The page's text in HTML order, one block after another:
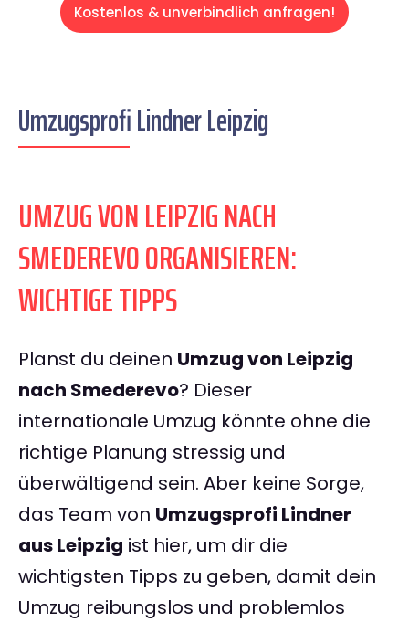
Kostenlos & unverbindlich anfragen!
Umzugsprofi Lindner Leipzig
UMZUG VON LEIPZIG NACH
SMEDEREVO ORGANISIEREN:
WICHTIGE TIPPS
Planst du deinen Umzug von Leipzig
nach Smederevo? Dieser
internationale Umzug könnte ohne die
richtige Planung stressig und
überwältigend sein. Aber keine Sorge,
das Team von Umzugsprofi Lindner
aus Leipzig ist hier, um dir die
wichtigsten Tipps zu geben, damit dein
Umzug reibungslos und problemlos